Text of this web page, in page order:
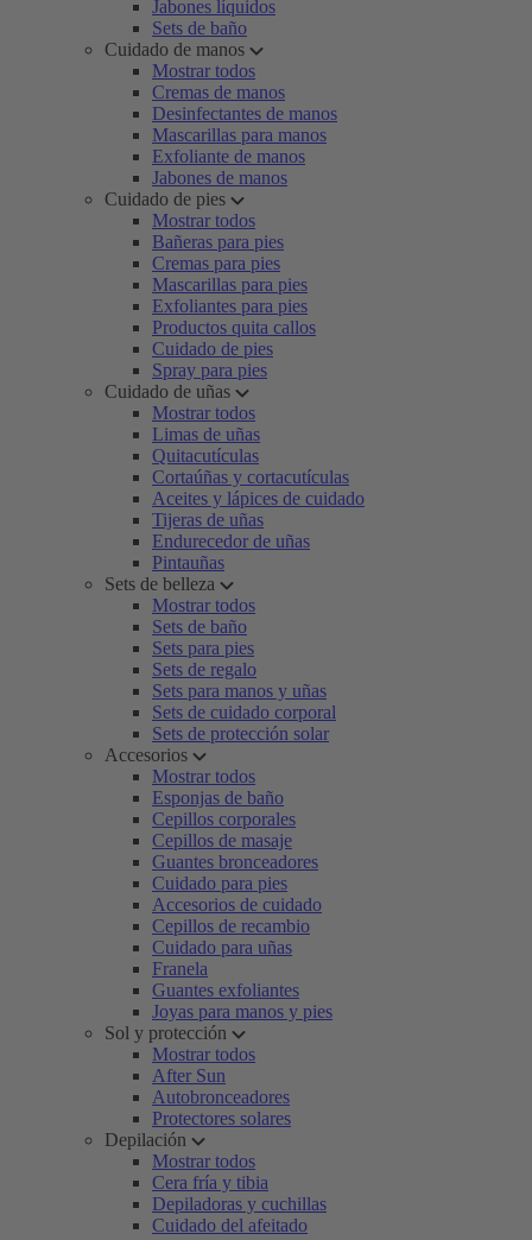
Jabones líquidos
Sets de baño
Cuidado de manos
Mostrar todos
Cremas de manos
Desinfectantes de manos
Mascarillas para manos
Exfoliante de manos
Jabones de manos
Cuidado de pies
Mostrar todos
Bañeras para pies
Cremas para pies
Mascarillas para pies
Exfoliantes para pies
Productos quita callos
Cuidado de pies
Spray para pies
Cuidado de uñas
Mostrar todos
Limas de uñas
Quitacutículas
Cortaúñas y cortacutículas
Aceites y lápices de cuidado
Tijeras de uñas
Endurecedor de uñas
Pintauñas
Sets de belleza
Mostrar todos
Sets de baño
Sets para pies
Sets de regalo
Sets para manos y uñas
Sets de cuidado corporal
Sets de protección solar
Accesorios
Mostrar todos
Esponjas de baño
Cepillos corporales
Cepillos de masaje
Guantes bronceadores
Cuidado para pies
Accesorios de cuidado
Cepillos de recambio
Cuidado para uñas
Franela
Guantes exfoliantes
Joyas para manos y pies
Sol y protección
Mostrar todos
After Sun
Autobronceadores
Protectores solares
Depilación
Mostrar todos
Cera fría y tibia
Depiladoras y cuchillas
Cuidado del afeitado